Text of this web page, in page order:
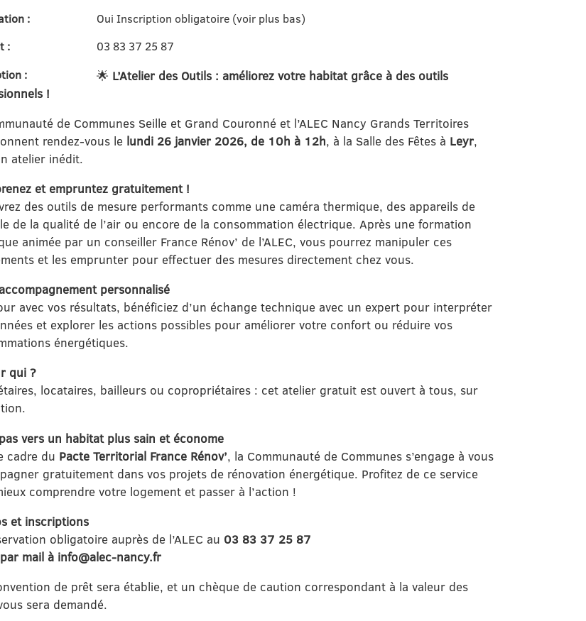
:
Oui Inscription obligatoire (voir plus bas)
:
03 83 37 25 87
:
🌟 L’Atelier des Outils : améliorez votre habitat grâce à des outils
!
de Communes Seille et Grand Couronné et l’ALEC Nancy Grands Territoires
rendez-vous le lundi 26 janvier 2026, de 10h à 12h, à la Salle des Fêtes à Leyr,
atelier inédit.
et empruntez gratuitement !
des outils de mesure performants comme une caméra thermique, des appareils de
de la qualité de l’air ou encore de la consommation électrique. Après une formation
animée par un conseiller France Rénov’ de l’ALEC, vous pourrez manipuler ces
et les emprunter pour effectuer des mesures directement chez vous.
personnalisé
avec vos résultats, bénéficiez d’un échange technique avec un expert pour interpréter
et explorer les actions possibles pour améliorer votre confort ou réduire vos
énergétiques.
qui ?
locataires, bailleurs ou copropriétaires : cet atelier gratuit est ouvert à tous, sur
vers un habitat plus sain et économe
cadre du Pacte Territorial France Rénov’, la Communauté de Communes s’engage à vous
gratuitement dans vos projets de rénovation énergétique. Profitez de ce service
comprendre votre logement et passer à l’action !
et inscriptions
obligatoire auprès de l’ALEC au 03 83 37 25 87
mail à info@alec-nancy.fr
de prêt sera établie, et un chèque de caution correspondant à la valeur des
sera demandé.